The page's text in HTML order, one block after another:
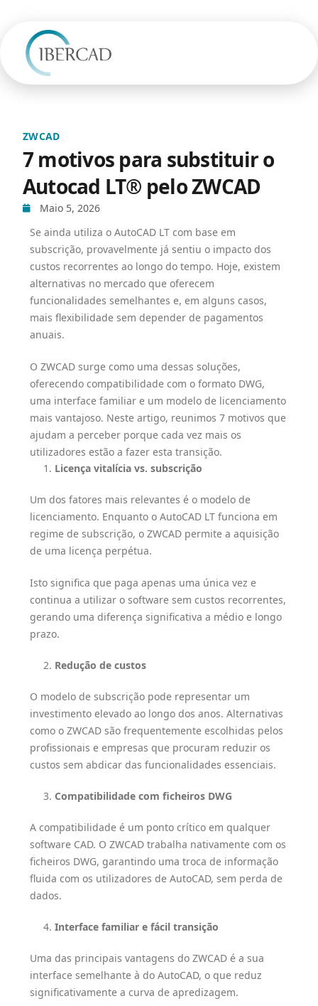
ZWCAD
7 motivos para substituir o
Autocad LT® pelo ZWCAD
Maio 5, 2026
Se ainda utiliza o AutoCAD LT com base em
subscrição, provavelmente já sentiu o impacto dos
custos recorrentes ao longo do tempo. Hoje, existem
alternativas no mercado que oferecem
funcionalidades semelhantes e, em alguns casos,
mais flexibilidade sem depender de pagamentos
anuais.
O ZWCAD surge como uma dessas soluções,
oferecendo compatibilidade com o formato DWG,
uma interface familiar e um modelo de licenciamento
mais vantajoso. Neste artigo, reunimos 7 motivos que
ajudam a perceber porque cada vez mais os
utilizadores estão a fazer esta transição.
Licença vitalícia vs. subscrição
Um dos fatores mais relevantes é o modelo de
licenciamento. Enquanto o AutoCAD LT funciona em
regime de subscrição, o ZWCAD permite a aquisição
de uma licença perpétua.
Isto significa que paga apenas uma única vez e
continua a utilizar o software sem custos recorrentes,
gerando uma diferença significativa a médio e longo
prazo.
Redução de custos
O modelo de subscrição pode representar um
investimento elevado ao longo dos anos. Alternativas
como o ZWCAD são frequentemente escolhidas pelos
profissionais e empresas que procuram reduzir os
custos sem abdicar das funcionalidades essenciais.
Compatibilidade com ficheiros DWG
A compatibilidade é um ponto crítico em qualquer
software CAD. O ZWCAD trabalha nativamente com os
ficheiros DWG, garantindo uma troca de informação
fluida com os utilizadores de AutoCAD, sem perda de
dados.
Interface familiar e fácil transição
Uma das principais vantagens do ZWCAD é a sua
interface semelhante à do AutoCAD, o que reduz
significativamente a curva de apredizagem.